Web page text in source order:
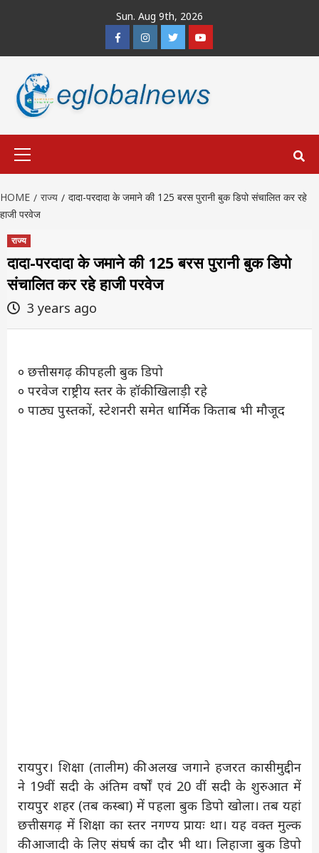
Sun. Aug 9th, 2026
FacebookInstagramTwitterYoutube
HOME राज्य
दादा-परदादा के जमाने की 125 बरस पुरानी बुक डिपो संचालित कर रहे
हाजी परवेज
राज्य
दादा-परदादा के जमाने की 125 बरस पुरानी बुक डिपो
संचालित कर रहे हाजी परवेज
3 years ago
० छत्तीसगढ़ की पहली बुक डिपो
० परवेज राष्ट्रीय स्तर के हॉकी खिलाड़ी रहे
० पाठ्य पुस्तकों, स्टेशनरी समेत धार्मिक किताब भी मौजूद
रायपुर। शिक्षा (तालीम) की अलख जगाने हजरत कासीमुद्दीन
ने 19वीं सदी के अंतिम वर्षों एवं 20 वीं सदी के शुरुआत में
रायपुर शहर (तब कस्बा) में पहला बुक डिपो खोला। तब यहां
छत्तीसगढ़ में शिक्षा का स्तर नगण्य प्रायः था। यह वक्त मुल्क
की आजादी के लिए संघर्ष का दौर भी था। लिहाजा बुक डिपो